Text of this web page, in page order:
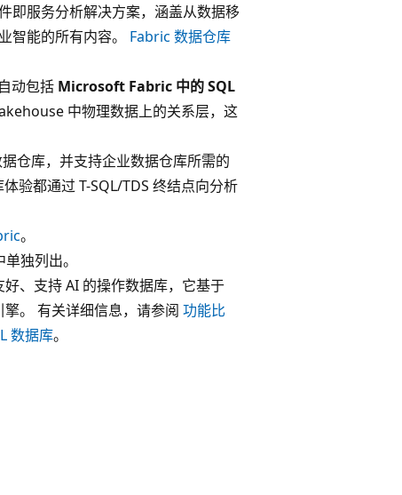
即服务分析解决方案，涵盖从数据移
智能的所有内容。 Fabric 数据仓库
动包括 Microsoft Fabric 中的 SQL
中物理数据上的关系层，这
仓库，并支持企业数据仓库所需的
验都通过 T-SQL/TDS 终结点向分析
。
独列出。
、支持 AI 的操作数据库，它基于
。 有关详细信息，请参阅 功能比
数据库。